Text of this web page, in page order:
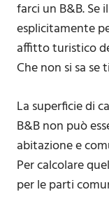
farci un B&B. Se
esplicitamente
affitto turistico
Che non si sa
La superficie di
B&B non può
abitazione e
Per calcolare
per le parti